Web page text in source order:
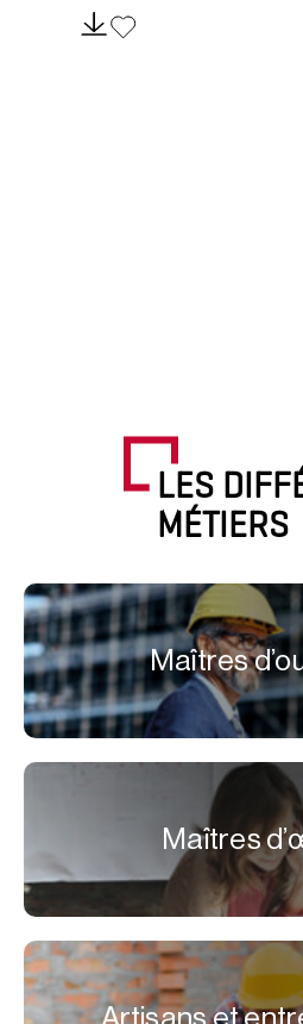
LES
MÉTIERS
Maîtres
Maîtres
Artisans et